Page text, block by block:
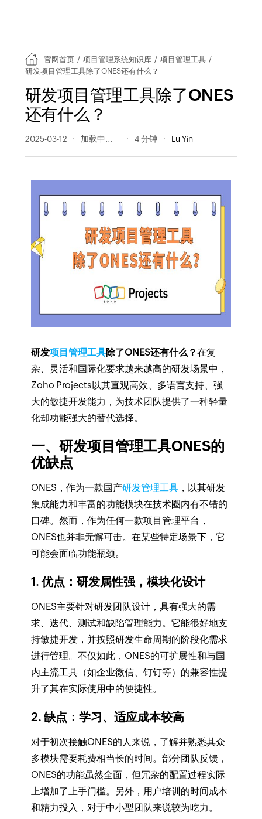
官网首页 / 项目管理系统知识库 / 项目管理工具 /
研发项目管理工具除了ONES还有什么？
研发项目管理工具除了ONES
还有什么？
2025-03-12 210 阅读量 4 分钟 Lu Yin
研发项目管理工具除了ONES还有什么？在复
杂、灵活和国际化要求越来越高的研发场景中，
Zoho Projects以其直观高效、多语言支持、强
大的敏捷开发能力，为技术团队提供了一种轻量
化却功能强大的替代选择。
一、研发项目管理工具ONES的
优缺点
ONES，作为一款国产研发管理工具，以其研发
集成能力和丰富的功能模块在技术圈内有不错的
口碑。然而，作为任何一款项目管理平台，
ONES也并非无懈可击。在某些特定场景下，它
可能会面临功能瓶颈。
1. 优点：研发属性强，模块化设计
ONES主要针对研发团队设计，具有强大的需
求、迭代、测试和缺陷管理能力。它能很好地支
持敏捷开发，并按照研发生命周期的阶段化需求
进行管理。不仅如此，ONES的可扩展性和与国
内主流工具（如企业微信、钉钉等）的兼容性提
升了其在实际使用中的便捷性。
2. 缺点：学习、适应成本较高
对于初次接触ONES的人来说，了解并熟悉其众
多模块需要耗费相当长的时间。部分团队反馈，
ONES的功能虽然全面，但冗杂的配置过程实际
上增加了上手门槛。另外，用户培训的时间成本
和精力投入，对于中小型团队来说较为吃力。